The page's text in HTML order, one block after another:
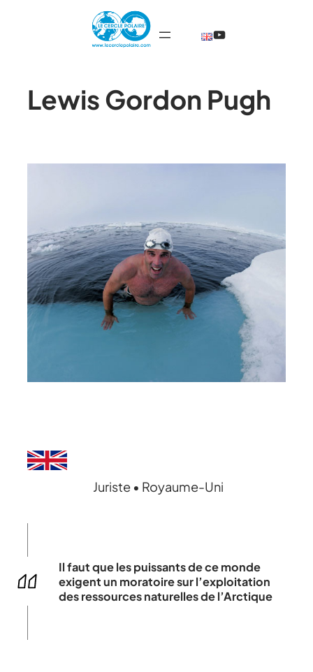
Lewis Gordon Pugh
Juriste • Royaume-Uni
Il faut que les puissants de ce monde
exigent un moratoire sur l’exploitation
des ressources naturelles de l’Arctique